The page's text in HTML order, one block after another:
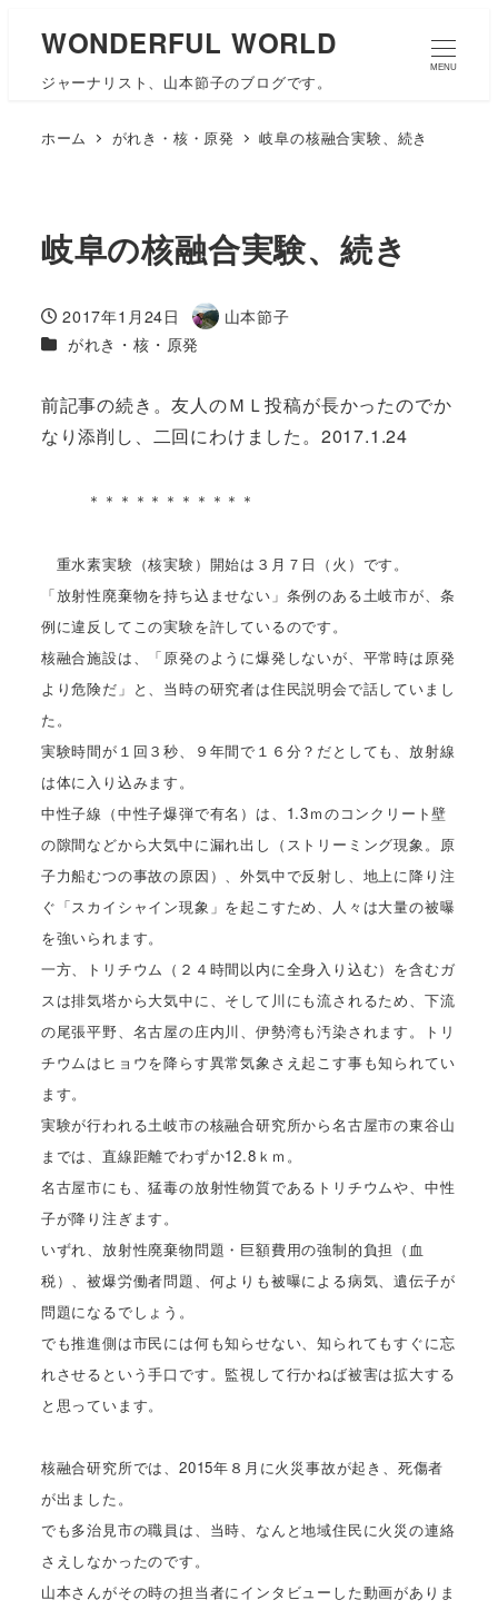
WONDERFUL WORLD
ジャーナリスト、山本節子のブログです。
MENU
ホーム がれき・核・原発 岐阜の核融合実験、続き
岐阜の核融合実験、続き
投稿日
2017年1月24日
著
者
山本節子
カテゴリー
がれき・核・原発
前記事の続き。友人のＭＬ投稿が長かったのでか
なり添削し、二回にわけました。2017.1.24
＊＊＊＊＊＊＊＊＊＊＊
重水素実験（核実験）開始は３月７日（火）です。
「放射性廃棄物を持ち込ませない」条例のある土岐市が、条
例に違反してこの実験を許しているのです。
核融合施設は、「原発のように爆発しないが、平常時は原発
より危険だ」と、当時の研究者は住民説明会で話していまし
た。
実験時間が１回３秒、９年間で１６分？だとしても、放射線
は体に入り込みます。
中性子線（中性子爆弾で有名）は、1.3ｍのコンクリート壁
の隙間などから大気中に漏れ出し（ストリーミング現象。原
子力船むつの事故の原因）、外気中で反射し、地上に降り注
ぐ「スカイシャイン現象」を起こすため、人々は大量の被曝
を強いられます。
一方、トリチウム（２４時間以内に全身入り込む）を含むガ
スは排気塔から大気中に、そして川にも流されるため、下流
の尾張平野、名古屋の庄内川、伊勢湾も汚染されます。トリ
チウムはヒョウを降らす異常気象さえ起こす事も知られてい
ます。
実験が行われる土岐市の核融合研究所から名古屋市の東谷山
までは、直線距離でわずか12.8ｋｍ。
名古屋市にも、猛毒の放射性物質であるトリチウムや、中性
子が降り注ぎます。
いずれ、放射性廃棄物問題・巨額費用の強制的負担（血
税）、被爆労働者問題、何よりも被曝による病気、遺伝子が
問題になるでしょう。
でも推進側は市民には何も知らせない、知られてもすぐに忘
れさせるという手口です。監視して行かねば被害は拡大する
と思っています。
核融合研究所では、2015年８月に火災事故が起き、死傷者
が出ました。
でも多治見市の職員は、当時、なんと地域住民に火災の連絡
さえしなかったのです。
山本さんがその時の担当者にインタビューした動画がありま